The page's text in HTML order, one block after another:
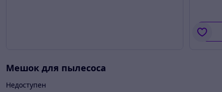
Мешок для пылесоса
Недоступен